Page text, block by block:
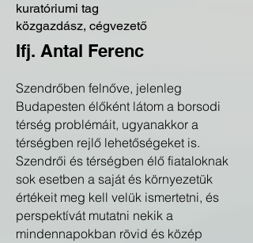
kuratóriumi tag
közgazdász, cégvezető
Ifj. Antal Ferenc
Szendrőben felnőve, jelenleg
Budapesten élőként látom a borsodi
térség problémáit, ugyanakkor a
térségben rejlő lehetőségeket is.
Szendrői és térségben élő fiataloknak
sok esetben a saját és környezetük
értékeit meg kell velük ismertetni, és
perspektívát mutatni nekik a
mindennapokban rövid és közép